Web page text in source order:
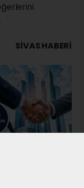
SIVAS HABERİ